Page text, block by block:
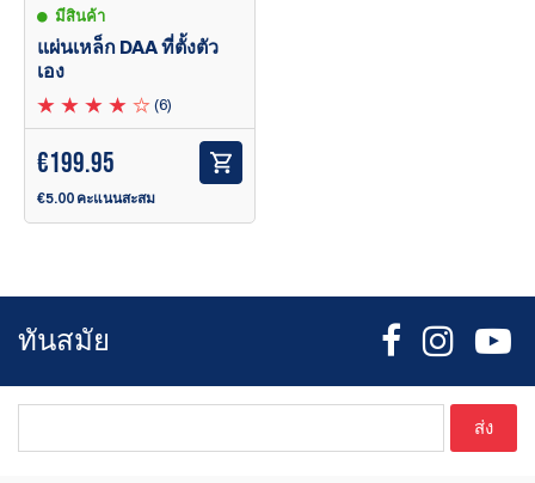
มีสินค้า
แผ่นเหล็ก DAA ที่ตั้งตัว
เอง
(6)
€199.95
€5.00 คะแนนสะสม
ทันสมัย
ส่ง